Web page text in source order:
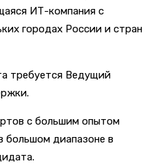
ИТ-компания с
городах России и стран
требуется Ведущий
с большим опытом
большом диапазоне в